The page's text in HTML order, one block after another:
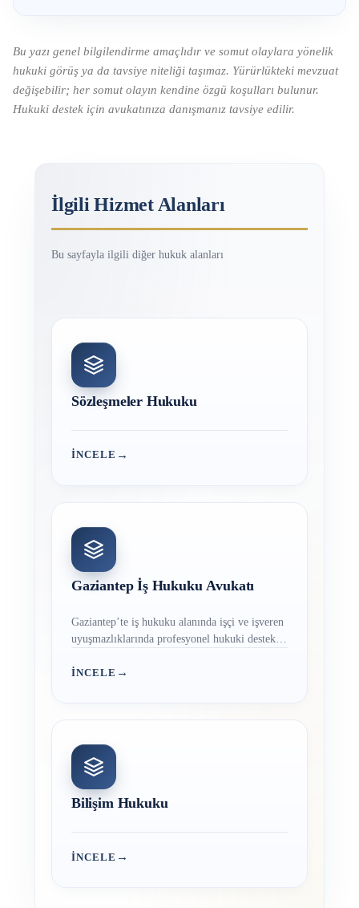
Bu yazı genel bilgilendirme amaçlıdır ve somut olaylara yönelik
hukuki görüş ya da tavsiye niteliği taşımaz. Yürürlükteki mevzuat
değişebilir; her somut olayın kendine özgü koşulları bulunur.
Hukuki destek için avukatınıza danışmanız tavsiye edilir.
İlgili Hizmet Alanları
Bu sayfayla ilgili diğer hukuk alanları
Sözleşmeler Hukuku
İNCELE →
Gaziantep İş Hukuku Avukatı
Gaziantep’te iş hukuku alanında işçi ve işveren
uyuşmazlıklarında profesyonel hukuki destek
İNCELE →
Bilişim Hukuku
İNCELE →